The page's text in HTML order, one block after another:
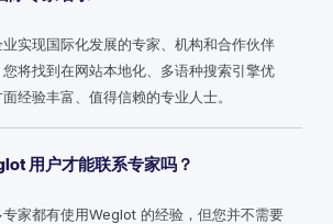
实现国际化发展的专家、机构和合作伙伴
将找到在网站本地化、多语种搜索引擎优
经验丰富、值得信赖的专业人士。
用户才能联系专家吗？
家都有使用Weglot 的经验，但您并不需要